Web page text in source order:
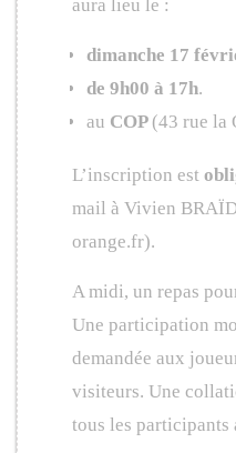
aura lieu le :
dimanche 17
de 9h00 à 17h.
au COP (43 rue la
L’inscription est
mail à Vivien
orange.fr).
A midi, un repas
Une participation
demandée aux
visiteurs. Une
tous les participants